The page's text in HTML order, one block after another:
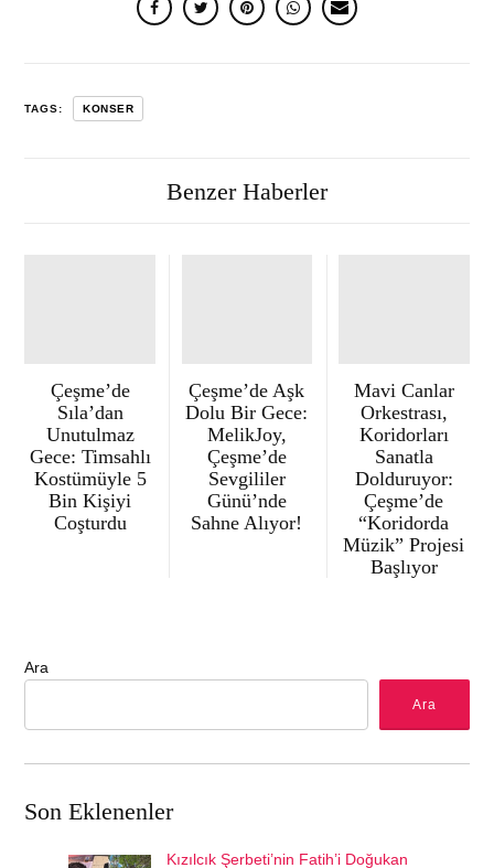
TAGS: KONSER
Benzer Haberler
Çeşme’de
Sıla’dan
Unutulmaz
Gece: Timsahlı
Kostümüyle 5
Bin Kişiyi
Coşturdu
Çeşme’de Aşk
Dolu Bir Gece:
MelikJoy,
Çeşme’de
Sevgililer
Günü’nde
Sahne Alıyor!
Mavi Canlar
Orkestrası,
Koridorları
Sanatla
Dolduruyor:
Çeşme’de
“Koridorda
Müzik” Projesi
Başlıyor
Ara
Ara
Son Eklenenler
Kızılcık Şerbeti’nin Fatih’i Doğukan